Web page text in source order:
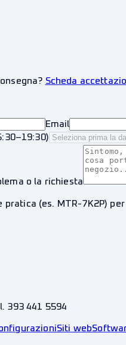
Scheda
Email
o la richiesta
pratica (es. MTR-7K2P)
393 441 5594
Siti web